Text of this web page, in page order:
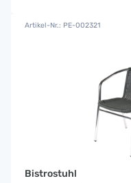
Artikel-Nr.: PE-002321
Bistrostuhl